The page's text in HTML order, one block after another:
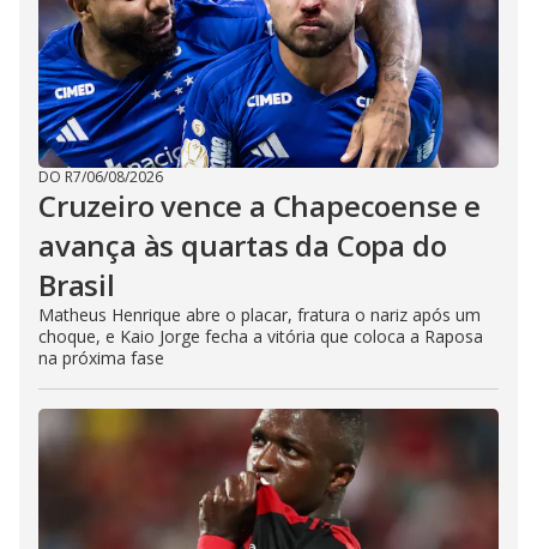
DO R7/06/08/2026
Cruzeiro vence a Chapecoense e
avança às quartas da Copa do
Brasil
Matheus Henrique abre o placar, fratura o nariz após um
choque, e Kaio Jorge fecha a vitória que coloca a Raposa
na próxima fase